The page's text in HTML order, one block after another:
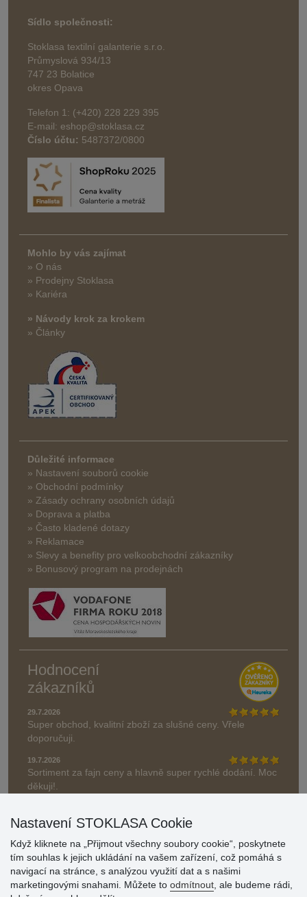
Sídlo společnosti:
Stoklasa textilní galanterie s.r.o.
Průmyslová 934/13
747 23 Bolatice
okres Opava
Telefon 1: (+420) 228 229 395
E-mail: eshop@stoklasa.cz
Číslo účtu: 5487372/0800
Mohlo by vás zajímat
» O nás
» Prodejny Stoklasa
» Kariéra
» Návody krok za krokem
» Články
Důležité informace
» Nastavení souborů cookie
» Obchodní podmínky
» Zásady ochrany osobních údajů
» Doprava a platba
» Často kladené dotazy
» Reklamace
» Slevy a benefity pro velkoobchodní zákazníky
» Bonusový program na prodejnách
Hodnocení
zákazníků
29.7.2026
Super obchod, kvalitní zboží za slušné ceny. Vřele
doporučuji.
19.7.2026
Sortiment za fajn ceny a hlavně super rychlé dodání. Moc
děkuji!.
» Aktuálně 19084 recenzí
Nastavení STOKLASA Cookie
Když kliknete na „Přijmout všechny soubory cookie“, poskytnete
tím souhlas k jejich ukládání na vašem zařízení, což pomáhá s
navigací na stránce, s analýzou využití dat a s našimi
marketingovými snahami. Můžete to odmítnout , ale budeme rádi,